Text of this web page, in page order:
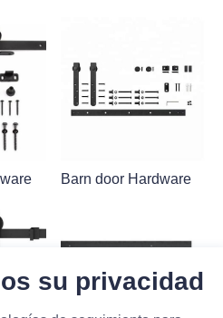
Barn door Hardware
su privacidad